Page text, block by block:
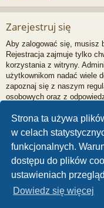
Strona ta używa
w celach
funkcjonalnych.
dostępu do plików
ustawieniach
Dowiedz się więcej
Zarejestruj się
Aby zalogować się, musisz
Rejestracja zajmuje tylko
korzystania z witryny.
użytkownikom nadać wiele
zapoznaj się z naszym
osobowych oraz z
gdzie jest wyjaśnionych
funkcjonowania witryny.
Regulamin |Zasady
Zarejestruj się
Włóczykij!